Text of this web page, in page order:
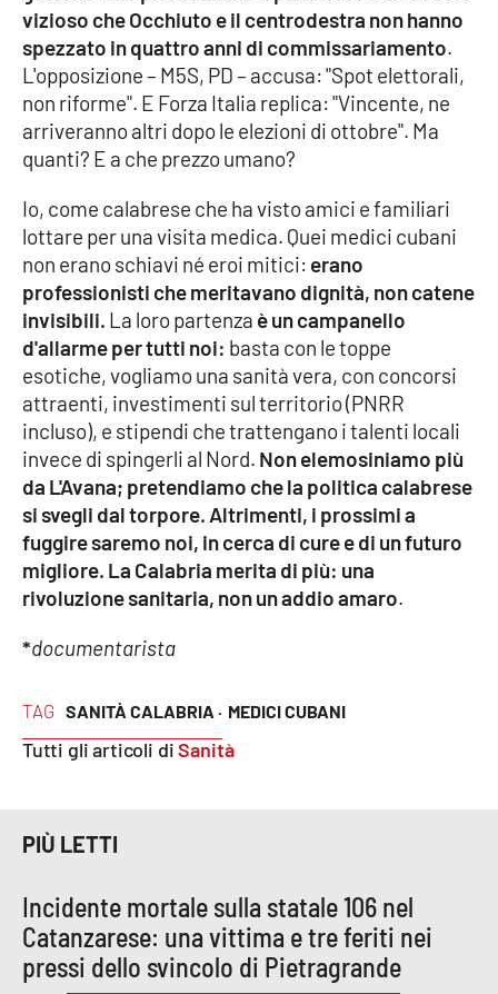
TAG SANITÀ CALABRIA · MEDICI CUBANI
Tutti gli articoli diSanità
vizioso che Occhiuto e il centrodestra non hanno
spezzato in quattro anni di commissariamento.
L'opposizione – M5S, PD – accusa: "Spot elettorali,
non riforme". E Forza Italia replica: "Vincente, ne
arriveranno altri dopo le elezioni di ottobre". Ma
quanti? E a che prezzo umano?
Io, come calabrese che ha visto amici e familiari
lottare per una visita medica. Quei medici cubani
non erano schiavi né eroi mitici: erano
professionisti che meritavano dignità, non catene
invisibili. La loro partenza è un campanello
d'allarme per tutti noi: basta con le toppe
esotiche, vogliamo una sanità vera, con concorsi
attraenti, investimenti sul territorio (PNRR
incluso), e stipendi che trattengano i talenti locali
invece di spingerli al Nord. Non elemosiniamo più
da L'Avana; pretendiamo che la politica calabrese
si svegli dal torpore. Altrimenti, i prossimi a
fuggire saremo noi, in cerca di cure e di un futuro
migliore. La Calabria merita di più: una
rivoluzione sanitaria, non un addio amaro.
*documentarista
PIÙ LETTI
Incidente mortale sulla statale 106 nel
Catanzarese: una vittima e tre feriti nei
pressi dello svincolo di Pietragrande